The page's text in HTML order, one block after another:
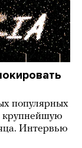
популярных
крупнейшую
Интервью